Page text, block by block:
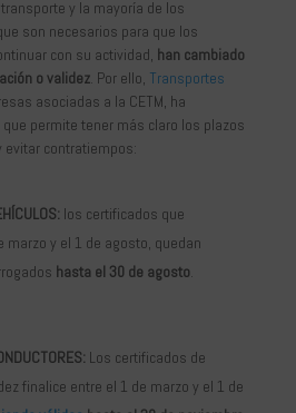
y la mayoría de los
son necesarios para que los
con su actividad, han cambiado
o validez. Por ello, Transportes
asociadas a la CETM, ha
permite tener más claro los plazos
evitar contratiempos:
: los certificados que
marzo y el 1 de agosto, quedan
hasta el 30 de agosto.
Los certificados de
finalice entre el 1 de marzo y el 1 de